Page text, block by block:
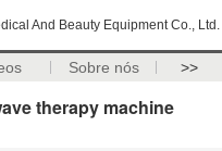
And Beauty Equipment Co., Ltd.
Sobre nós >>
therapy machine